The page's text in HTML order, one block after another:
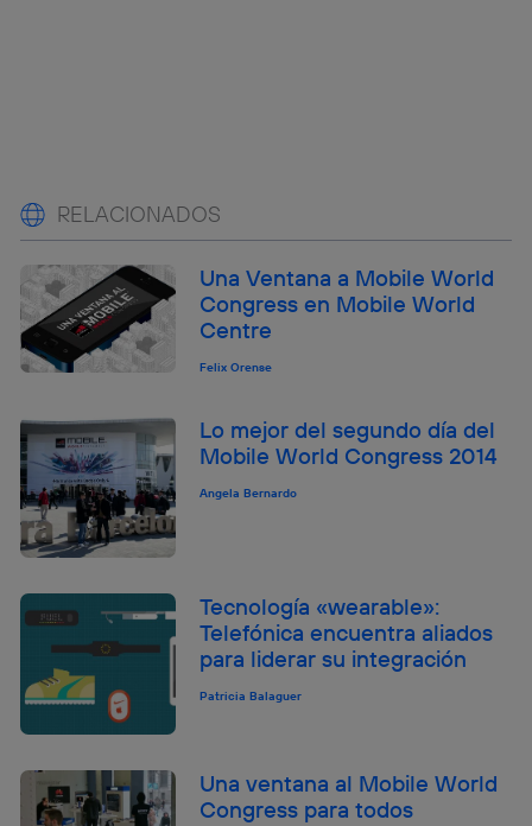
RELACIONADOS
Una Ventana a Mobile World
Congress en Mobile World
Centre
Felix Orense
Lo mejor del segundo día del
Mobile World Congress 2014
Angela Bernardo
Tecnología «wearable»:
Telefónica encuentra aliados
para liderar su integración
Patricia Balaguer
Una ventana al Mobile World
Congress para todos